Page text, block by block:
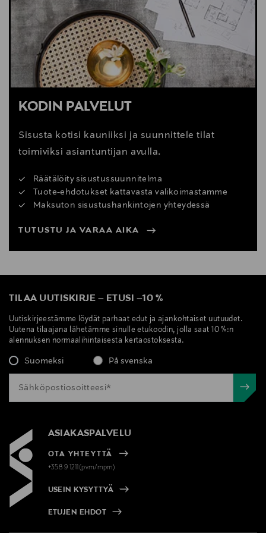
webshop@gubi.com
KODIN PALVELUT
Sisusta kotisi kauniiksi ja suunnittele tilat
toimiviksi asiantuntijan avulla.
Räätälöity sisustussuunnitelma
Tuote-ehdotukset kattavasta valikoimastamme
Maksuton sisustushankintojen yhteydessä
TUTUSTU JA VARAA AIKA
TILAA UUTISKIRJE – ETUSI –10 %
Uutiskirjeestämme löydät parhaat edut ja ajankohtaiset uutuudet.
Uutena tilaajana lähetämme sinulle etukoodin, jolla saat 10 %:n
alennuksen normaalihintaisesta kertaostoksesta.
Suomeksi På svenska
ASIAKASPALVELU
OTA YHTEYTTÄ
+358 9 1211(pvm/mpm)
USEIN KYSYTTYÄ
ETUJEN EHDOT